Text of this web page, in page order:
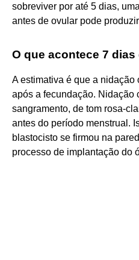
sobreviver por até 5 dias,
antes de ovular pode
O que acontece 7
A estimativa é que a nidação
após a fecundação. Nidação
sangramento, de tom rosa-
antes do período menstrual.
blastocisto se firmou na
processo de implantação do